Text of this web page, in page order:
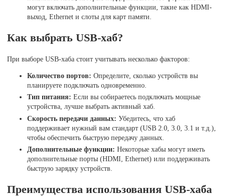
могут включать дополнительные функции, такие как HDMI-
выход, Ethernet и слоты для карт памяти.
Как выбрать USB-хаб?
При выборе USB-хаба стоит учитывать несколько факторов:
Количество портов: Определите, сколько устройств вы
планируете подключать одновременно.
Тип питания: Если вы собираетесь подключать мощные
устройства, лучше выбрать активный хаб.
Скорость передачи данных: Убедитесь, что хаб
поддерживает нужный вам стандарт (USB 2.0, 3.0, 3.1 и т.д.),
чтобы обеспечить быструю передачу данных.
Дополнительные функции: Некоторые хабы могут иметь
дополнительные порты (HDMI, Ethernet) или поддерживать
быструю зарядку устройств.
Преимущества использования USB-хаба